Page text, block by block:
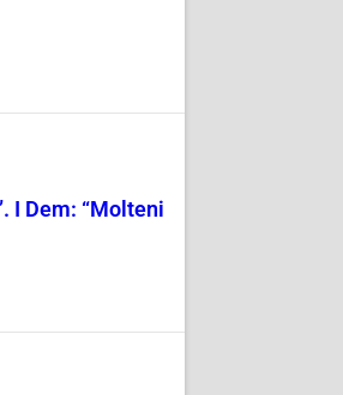
I Dem: “Molteni